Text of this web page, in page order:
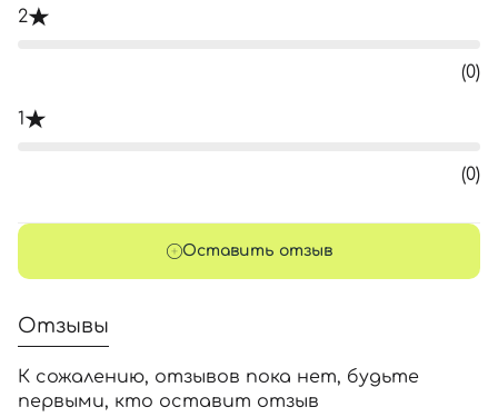
2
(0)
1
(0)
Оставить отзыв
Отзывы
К сожалению, отзывов пока нет, будьте
первыми, кто оставит отзыв